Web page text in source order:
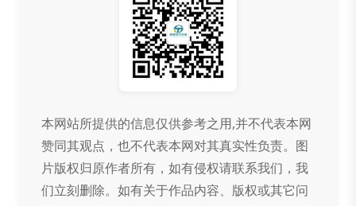
本网站所提供的信息仅供参考之用,并不代表本网
赞同其观点，也不代表本网对其真实性负责。图
片版权归原作者所有，如有侵权请联系我们，我
们立刻删除。如有关于作品内容、版权或其它问